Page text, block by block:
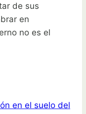
de sus
en
no es el